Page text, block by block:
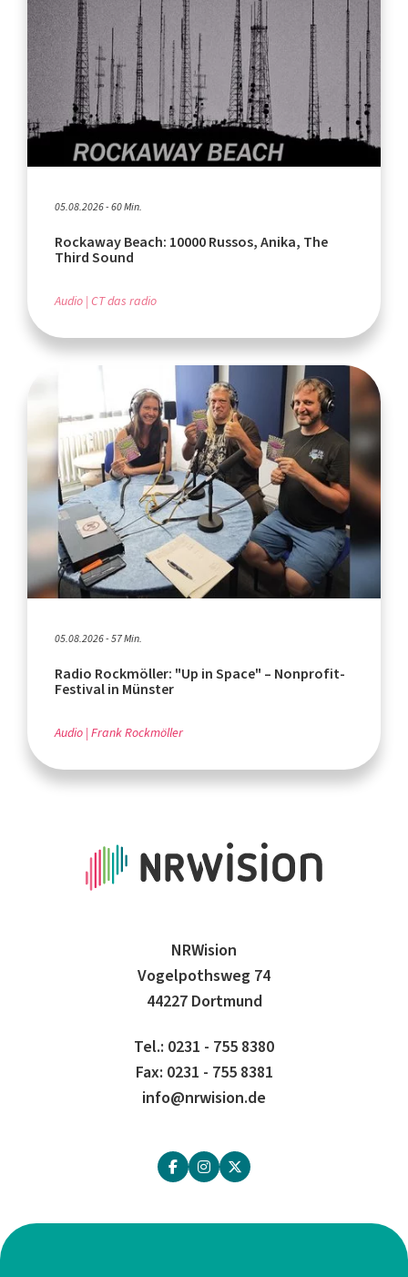
05.08.2026 - 60 Min.
Rockaway Beach: 10000 Russos, Anika, The
Third Sound
Audio CT das radio
05.08.2026 - 57 Min.
Radio Rockmöller: "Up in Space" – Nonprofit-
Festival in Münster
Audio Frank Rockmöller
NRWision
Vogelpothsweg 74
44227 Dortmund
Tel.: 0231 - 755 8380
Fax: 0231 - 755 8381
info@nrwision.de